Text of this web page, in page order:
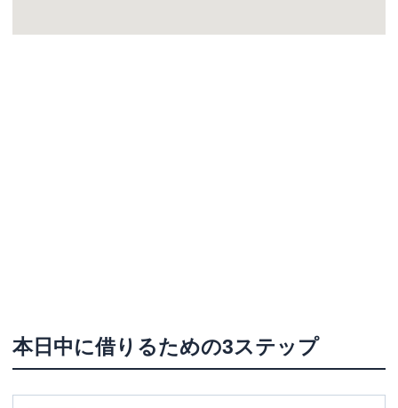
本日中に借りるための3ステップ